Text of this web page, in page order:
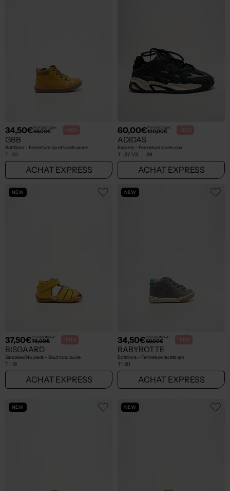
34,50€Prix boutique :
69,00€ -50%
GBB
Bottillons - Fermeture zip et lacets jaune
T : 20
ACHAT EXPRESS
60,00€Prix boutique :
120,00€ -50%
ADIDAS
Baskets - Fermeture lacets noir
T : 37 1/3, ... 38
ACHAT EXPRESS
NEW
37,50€Prix boutique :
75,00€ -50%
BISGAARD
Sandales/Nu pieds - Bout rond jaune
T : 19
ACHAT EXPRESS
NEW
34,50€Prix boutique :
69,00€ -50%
BABYBOTTE
Bottillons - Fermeture lacets gris
T : 20
ACHAT EXPRESS
NEW NEW